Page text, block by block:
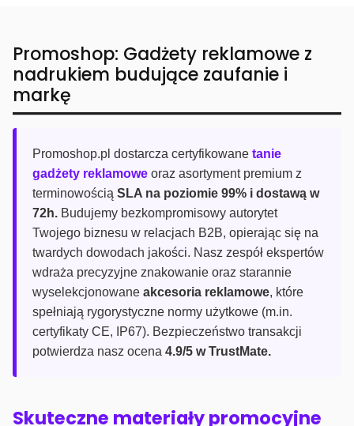
Promoshop: Gadżety reklamowe z
nadrukiem budujące zaufanie i
markę
Promoshop.pl dostarcza certyfikowane tanie
gadżety reklamowe oraz asortyment premium z
terminowością SLA na poziomie 99% i dostawą w
72h. Budujemy bezkompromisowy autorytet
Twojego biznesu w relacjach B2B, opierając się na
twardych dowodach jakości. Nasz zespół ekspertów
wdraża precyzyjne znakowanie oraz starannie
wyselekcjonowane akcesoria reklamowe, które
spełniają rygorystyczne normy użytkowe (m.in.
certyfikaty CE, IP67). Bezpieczeństwo transakcji
potwierdza nasz ocena 4.9/5 w TrustMate.
Skuteczne materiały promocyjne